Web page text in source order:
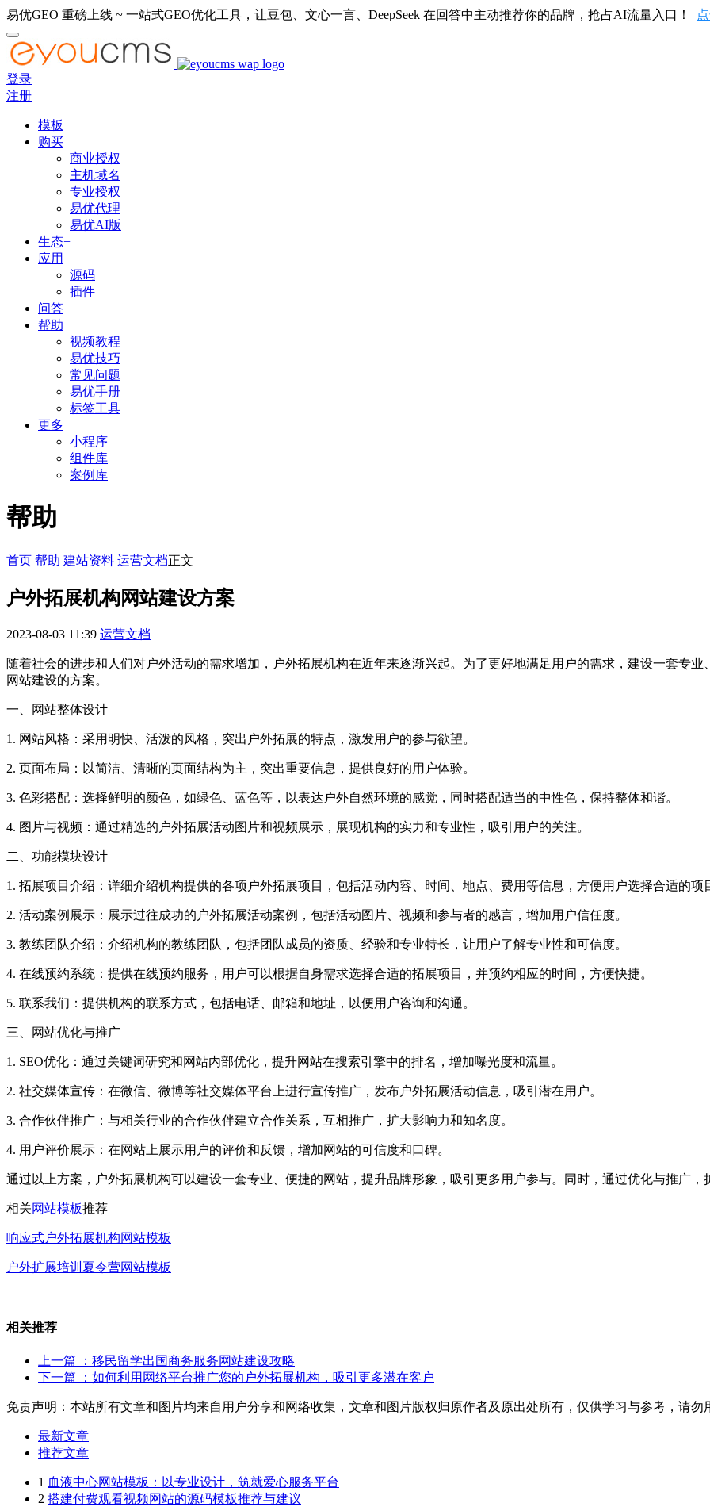
易优GEO 重磅上线 ~ 一站式GEO优化工具，让豆包、文心一言、DeepSeek 在回答中主动推荐你的品牌，抢占AI流量入口！
登录
注册
模板
购买
商业授权
主机域名
专业授权
易优代理
易优AI版
生态+
应用
源码
插件
问答
帮助
视频教程
易优技巧
常见问题
易优手册
标签工具
更多
小程序
组件库
案例库
帮助
首页 帮助 建站资料 运营文档正文
户外拓展机构网站建设方案
2023-08-03 11:39 运营文档
随着社会的进步和人们对户外活动的需求增加，户外拓展机构在近年来逐渐兴起。为了更好地满足用户的需求，建设一套专
网站建设的方案。
一、网站整体设计
1. 网站风格：采用明快、活泼的风格，突出户外拓展的特点，激发用户的参与欲望。
2. 页面布局：以简洁、清晰的页面结构为主，突出重要信息，提供良好的用户体验。
3. 色彩搭配：选择鲜明的颜色，如绿色、蓝色等，以表达户外自然环境的感觉，同时搭配适当的中性色，保持整体和谐。
4. 图片与视频：通过精选的户外拓展活动图片和视频展示，展现机构的实力和专业性，吸引用户的关注。
二、功能模块设计
1. 拓展项目介绍：详细介绍机构提供的各项户外拓展项目，包括活动内容、时间、地点、费用等信息，方便用户选择合适的项
2. 活动案例展示：展示过往成功的户外拓展活动案例，包括活动图片、视频和参与者的感言，增加用户信任度。
3. 教练团队介绍：介绍机构的教练团队，包括团队成员的资质、经验和专业特长，让用户了解专业性和可信度。
4. 在线预约系统：提供在线预约服务，用户可以根据自身需求选择合适的拓展项目，并预约相应的时间，方便快捷。
5. 联系我们：提供机构的联系方式，包括电话、邮箱和地址，以便用户咨询和沟通。
三、网站优化与推广
1. SEO优化：通过关键词研究和网站内部优化，提升网站在搜索引擎中的排名，增加曝光度和流量。
2. 社交媒体宣传：在微信、微博等社交媒体平台上进行宣传推广，发布户外拓展活动信息，吸引潜在用户。
3. 合作伙伴推广：与相关行业的合作伙伴建立合作关系，互相推广，扩大影响力和知名度。
4. 用户评价展示：在网站上展示用户的评价和反馈，增加网站的可信度和口碑。
通过以上方案，户外拓展机构可以建设一套专业、便捷的网站，提升品牌形象，吸引更多用户参与。同时，通过优化与推广
相关网站模板推荐
响应式户外拓展机构网站模板
户外扩展培训夏令营网站模板
相关推荐
上一篇
：移民留学出国商务服务网站建设攻略
下一篇
：如何利用网络平台推广您的户外拓展机构，吸引更多潜在客户
免责声明：本站所有文章和图片均来自用户分享和网络收集，文章和图片版权归原作者及原出处所有，仅供学习与参考，请
最新文章
推荐文章
1 血液中心网站模板：以专业设计，筑就爱心服务平台
2 搭建付费观看视频网站的源码模板推荐与建议